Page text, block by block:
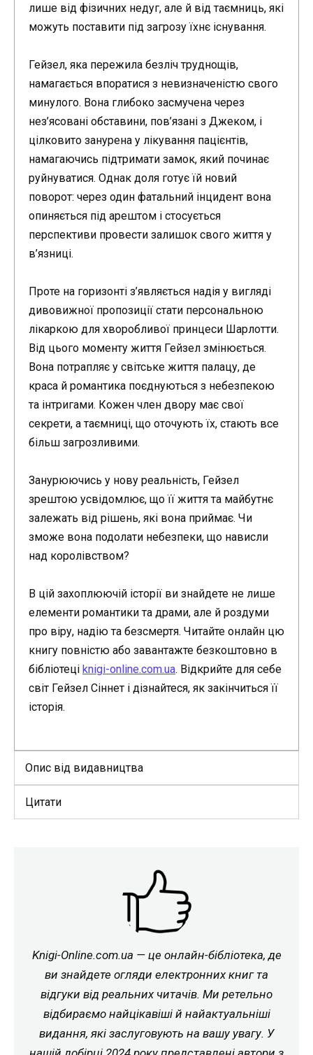
лише від фізичних недуг, але й від таємниць, які
можуть поставити під загрозу їхнє існування.
Гейзел, яка пережила безліч труднощів,
намагається впоратися з невизначеністю свого
минулого. Вона глибоко засмучена через
нез’ясовані обставини, пов’язані з Джеком, і
цілковито занурена у лікування пацієнтів,
намагаючись підтримати замок, який починає
руйнуватися. Однак доля готує їй новий
поворот: через один фатальний інцидент вона
опиняється під арештом і стосується
перспективи провести залишок свого життя у
в’язниці.
Проте на горизонті з’являється надія у вигляді
дивовижної пропозиції стати персональною
лікаркою для хворобливої принцеси Шарлотти.
Від цього моменту життя Гейзел змінюється.
Вона потрапляє у світське життя палацу, де
краса й романтика поєднуються з небезпекою
та інтригами. Кожен член двору має свої
секрети, а таємниці, що оточують їх, стають все
більш загрозливими.
Занурюючись у нову реальність, Гейзел
зрештою усвідомлює, що її життя та майбутнє
залежать від рішень, які вона приймає. Чи
зможе вона подолати небезпеки, що нависли
над королівством?
В цій захоплюючій історії ви знайдете не лише
елементи романтики та драми, але й роздуми
про віру, надію та безсмертя. Читайте онлайн цю
книгу повністю або завантажте безкоштовно в
бібліотеці knigi-online.com.ua. Відкрийте для себе
світ Гейзел Сіннет і дізнайтеся, як закінчиться її
історія.
Опис від видавництва
Цитати
Knigi-Online.com.ua — це онлайн-бібліотека, де
ви знайдете огляди електронних книг та
відгуки від реальних читачів. Ми ретельно
відбираємо найцікавіші й найактуальніші
видання, які заслуговують на вашу увагу. У